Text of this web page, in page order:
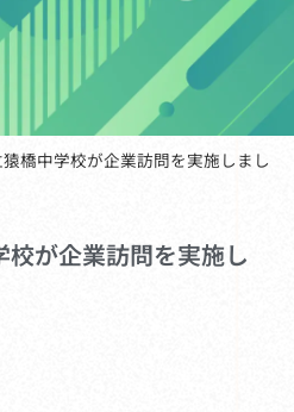
橋中学校が企業訪問を実施しまし
が企業訪問を実施し